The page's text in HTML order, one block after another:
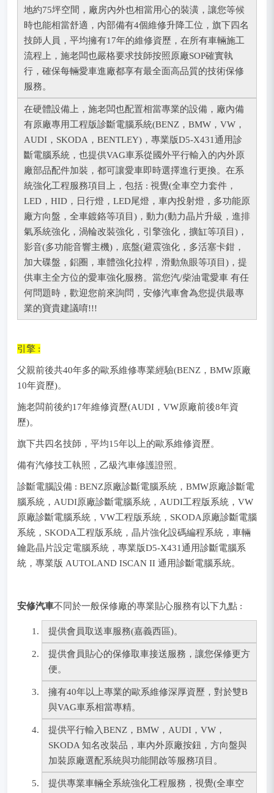
地約75坪空間，廠房內外也相當用心的裝潢，讓您等候
時也能相當舒適，內部備有4個維修升降工位，旗下四名
技師人員，平均擁有17年的維修資歷，在所有車輛施工
流程上，施老闆也嚴格要求技師按照原廠SOP確實執
行，確保每輛愛車進廠都享有最全面高品質的技術保修
服務。
在硬體設備上，施老闆也配置相當專業的設備，廠內備
有原廠專用工程版診斷電腦系統(BENZ，BMW，VW，
AUDI，SKODA，BENTLEY)，專業版D5-X431通用診
斷電腦系統，也提供VAG車系從國外平行輸入的內外原
廠部品配件加裝，都可讓愛車即時選擇進行更換。在系
統強化工程服務項目上，包括 : 視覺(全車空力套件，
LED，HID，日行燈，LED尾燈，車內投射燈，多功能原
廠方向盤，全車鍍鉻等項目)，動力(動力晶片升級，進排
氣系統強化，渦輪改裝強化，引擎強化，擴缸等項目)，
影音(多功能音響主機)，底盤(避震強化，多活塞卡鉗，
加大碟盤，鋁圈，車體強化拉桿，滑動魚眼等項目)，提
供車主全方位的愛車強化服務。當您汽/柴油電愛車 有任
何問題時，歡迎您前來詢問，安修汽車會為您提供最專
業的寶貴建議唷!!!
引擎 :
父親前後共40年多的歐系維修專業經驗(BENZ，BMW原廠
10年資歷)。
施老闆前後約17年維修資歷(AUDI，VW原廠前後8年資
歷)。
旗下共四名技師，平均15年以上的歐系維修資歷。
備有汽修技工執照，乙級汽車修護證照。
診斷電腦設備 : BENZ原廠診斷電腦系統，BMW原廠診斷電
腦系統，AUDI原廠診斷電腦系統，AUDI工程版系統，VW
原廠診斷電腦系統，VW工程版系統，SKODA原廠診斷電腦
系統，SKODA工程版系統，晶片強化設碼編程系統，車輛
鑰匙晶片設定電腦系統，專業版D5-X431通用診斷電腦系
統，專業版 AUTOLAND ISCAN II 通用診斷電腦系統。
安修汽車不同於一般保修廠的專業貼心服務有以下九點 :
提供會員取送車服務(嘉義西區)。
提供會員貼心的保修取車接送服務，讓您保修更方
便。
擁有40年以上專業的歐系維修深厚資歷，對於雙B
與VAG車系相當專精。
提供平行輸入BENZ，BMW，AUDI，VW，
SKODA 知名改裝品，車內外原廠按鈕，方向盤與
加裝原廠選配系統與功能開啟等服務項目。
提供專業車輛全系統強化工程服務， 視覺(全車空